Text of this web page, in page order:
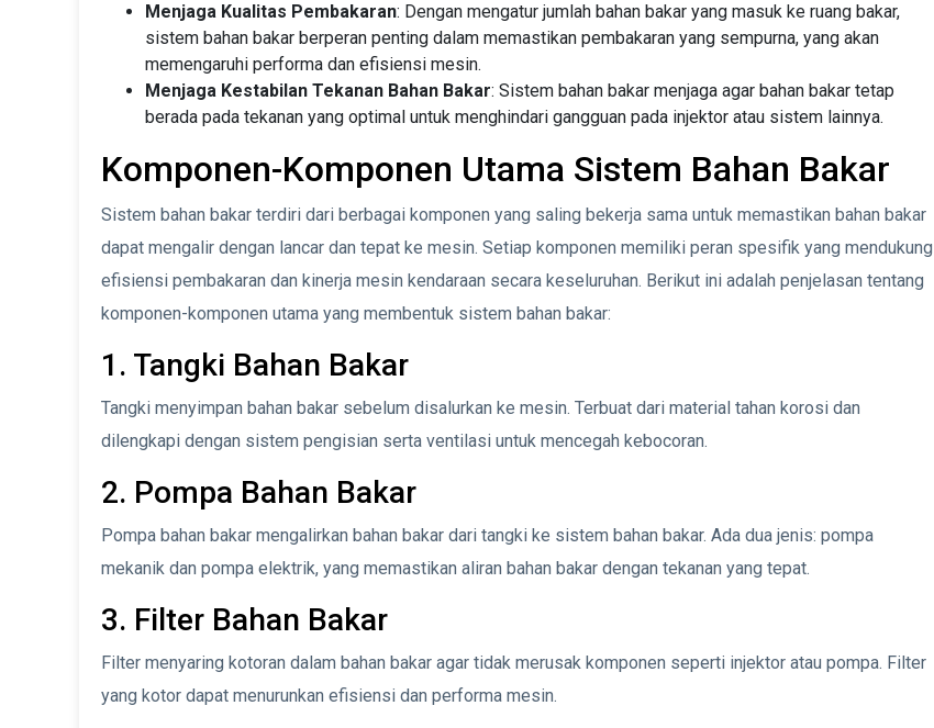
Menjaga Kualitas Pembakaran: Dengan mengatur jumlah bahan bakar yang masuk ke ruang bakar,
sistem bahan bakar berperan penting dalam memastikan pembakaran yang sempurna, yang akan
memengaruhi performa dan efisiensi mesin.
Menjaga Kestabilan Tekanan Bahan Bakar: Sistem bahan bakar menjaga agar bahan bakar tetap
berada pada tekanan yang optimal untuk menghindari gangguan pada injektor atau sistem lainnya.
Komponen-Komponen Utama Sistem Bahan Bakar
Sistem bahan bakar terdiri dari berbagai komponen yang saling bekerja sama untuk memastikan bahan bakar
dapat mengalir dengan lancar dan tepat ke mesin. Setiap komponen memiliki peran spesifik yang mendukung
efisiensi pembakaran dan kinerja mesin kendaraan secara keseluruhan. Berikut ini adalah penjelasan tentang
komponen-komponen utama yang membentuk sistem bahan bakar:
1. Tangki Bahan Bakar
Tangki menyimpan bahan bakar sebelum disalurkan ke mesin. Terbuat dari material tahan korosi dan
dilengkapi dengan sistem pengisian serta ventilasi untuk mencegah kebocoran.
2. Pompa Bahan Bakar
Pompa bahan bakar mengalirkan bahan bakar dari tangki ke sistem bahan bakar. Ada dua jenis: pompa
mekanik dan pompa elektrik, yang memastikan aliran bahan bakar dengan tekanan yang tepat.
3. Filter Bahan Bakar
Filter menyaring kotoran dalam bahan bakar agar tidak merusak komponen seperti injektor atau pompa. Filter
yang kotor dapat menurunkan efisiensi dan performa mesin.